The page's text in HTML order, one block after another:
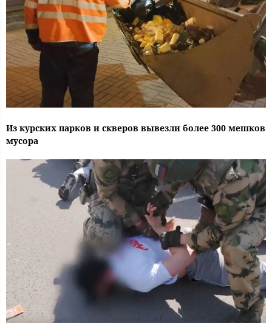
Из курских парков и скверов вывезли более 300 мешков
мусора